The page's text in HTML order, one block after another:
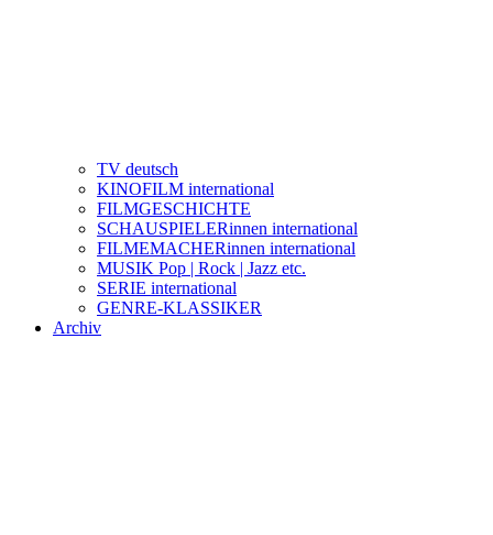
TV deutsch
KINOFILM international
FILMGESCHICHTE
SCHAUSPIELERinnen international
FILMEMACHERinnen international
MUSIK Pop | Rock | Jazz etc.
SERIE international
GENRE-KLASSIKER
Archiv